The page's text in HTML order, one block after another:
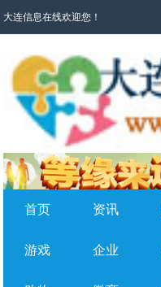
大连信息在线欢迎您！
首页 资讯
游戏 企业